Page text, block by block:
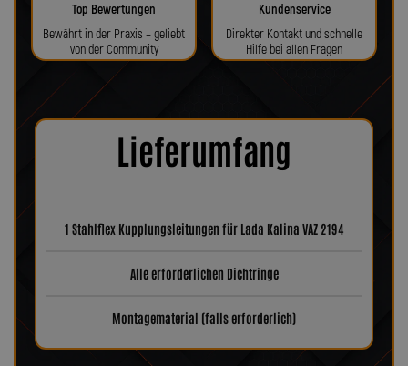
Top Bewertungen
Bewährt in der Praxis – geliebt
von der Community
Kundenservice
Direkter Kontakt und schnelle
Hilfe bei allen Fragen
Lieferumfang
1 Stahlflex Kupplungsleitungen für Lada Kalina VAZ 2194
Alle erforderlichen Dichtringe
Montagematerial (falls erforderlich)